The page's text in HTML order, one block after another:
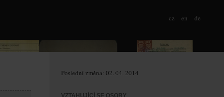
cz en de
Poslední změna: 02. 04. 2014
VZTAHUJÍCÍ SE OSOBY